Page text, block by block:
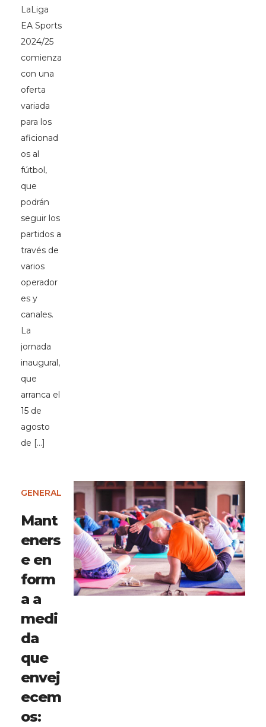
LaLiga
EA Sports
2024/25
comienza
con una
oferta
variada
para los
aficionad
os al
fútbol,
que
podrán
seguir los
partidos a
través de
varios
operador
es y
canales.
La
jornada
inaugural,
que
arranca el
15 de
agosto
de […]
GENERAL
Mant
eners
e en
form
a a
medi
da
que
envej
ecem
os: